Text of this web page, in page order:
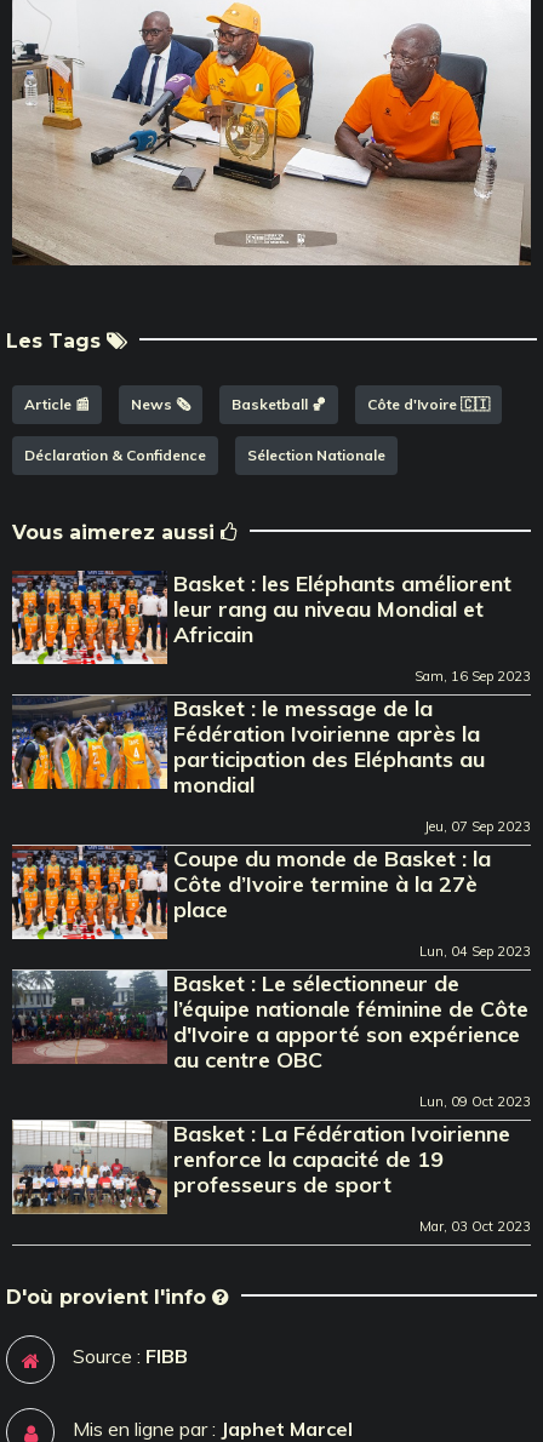
Les Tags
Article 📰 News 🗞️ Basketball 🏀 Côte d'Ivoire 🇨🇮
Déclaration & Confidence Sélection Nationale
Vous aimerez aussi
Basket : les Eléphants améliorent
leur rang au niveau Mondial et
Africain
Sam, 16 Sep 2023
Basket : le message de la
Fédération Ivoirienne après la
participation des Eléphants au
mondial
Jeu, 07 Sep 2023
Coupe du monde de Basket : la
Côte d’Ivoire termine à la 27è
place
Lun, 04 Sep 2023
Basket : Le sélectionneur de
l’équipe nationale féminine de Côte
d'Ivoire a apporté son expérience
au centre OBC
Lun, 09 Oct 2023
Basket : La Fédération Ivoirienne
renforce la capacité de 19
professeurs de sport
Mar, 03 Oct 2023
D'où provient l'info
Source : FIBB
Mis en ligne par : Japhet Marcel